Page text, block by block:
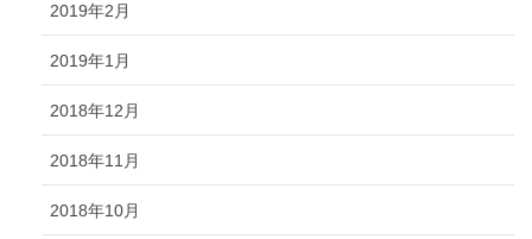
2019年2月
2019年1月
2018年12月
2018年11月
2018年10月